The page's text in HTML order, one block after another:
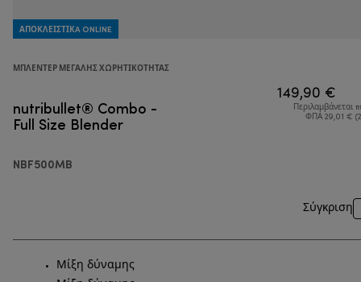
ΑΠΟΚΛΕΙΣΤΙΚA ONLINE
ΜΠΛΈΝΤΕΡ ΜΕΓΆΛΗΣ ΧΩΡΗΤΙΚΌΤΗΤΑΣ
nutribullet® Combo -
Full Size Blender
NBF500MB
149,90 €
Περιλαμβάνεται
ΦΠΑ 29,01 €
Σύγκριση
Μίξη δύναμης